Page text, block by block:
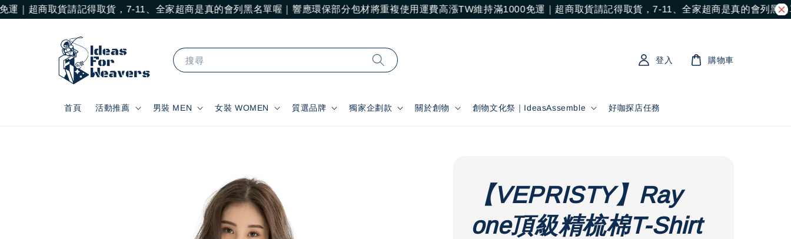
超商取貨請記得取貨，7-11、全家超商是真的會列黑名單喔｜響應環保部分包材將重複使用運費高漲TW維持滿1000免運｜超商取貨請記得取貨，7-11、全家超商是真的會列黑名單
搜尋
首頁 活動推薦 男裝 MEN 女裝 WOMEN 質選品牌 獨家企劃款 關於創物 創物文化祭｜IdeasAssemble 好咖探店任務
登入 購物車
【VEPRISTY】Ray
one頂級精梳棉T-Shirt